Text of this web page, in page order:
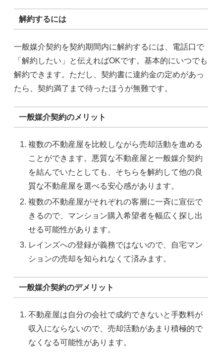
解約するには
一般媒介契約を契約期間内に解約するには、電話口で
「解約したい」と伝えればOKです。基本的にいつでも
解約できます。ただし、契約書に違約金の定めがあっ
たら、契約満了まで待ったほうが無難です。
一般媒介契約のメリット
複数の不動産屋を比較しながら売却活動を進める
ことができます。悪質な不動産屋と一般媒介契約
を結んでいたとしても、そちらを解約して他の良
質な不動産屋を選べる安心感があります。
複数の不動産屋がそれぞれの客層に一斉に宣伝で
きるので、マンション購入希望者を幅広く探し出
せる可能性があります。
レインズへの登録が義務ではないので、自宅マン
ションの売却を知られなくて済みます。
一般媒介契約のデメリット
不動産屋は自分の会社で成約できないと手数料が
収入にならないので、売却活動があまり積極的で
なくなる可能性があります。